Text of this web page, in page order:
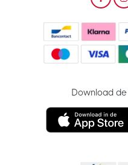
Download